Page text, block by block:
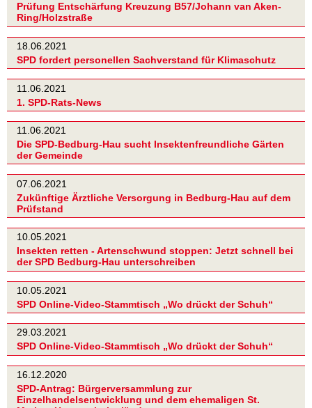
Prüfung Entschärfung Kreuzung B57/Johann van Aken-
Ring/Holzstraße
18.06.2021
SPD fordert personellen Sachverstand für Klimaschutz
11.06.2021
1. SPD-Rats-News
11.06.2021
Die SPD-Bedburg-Hau sucht Insektenfreundliche Gärten
der Gemeinde
07.06.2021
Zukünftige Ärztliche Versorgung in Bedburg-Hau auf dem
Prüfstand
10.05.2021
Insekten retten - Artenschwund stoppen: Jetzt schnell bei
der SPD Bedburg-Hau unterschreiben
10.05.2021
SPD Online-Video-Stammtisch „Wo drückt der Schuh“
29.03.2021
SPD Online-Video-Stammtisch „Wo drückt der Schuh“
16.12.2020
SPD-Antrag: Bürgerversammlung zur
Einzelhandelsentwicklung und dem ehemaligen St.